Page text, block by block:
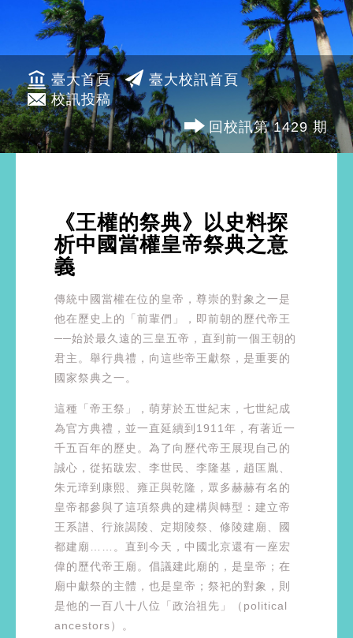
臺大首頁
臺大校訊首頁
校訊投稿
回校訊第 1429 期
《王權的祭典》以史料探
析中國當權皇帝祭典之意
義
傳統中國當權在位的皇帝，尊崇的對象之一是
他在歷史上的「前輩們」，即前朝的歷代帝王
──始於最久遠的三皇五帝，直到前一個王朝的
君主。舉行典禮，向這些帝王獻祭，是重要的
國家祭典之一。
這種「帝王祭」，萌芽於五世紀末，七世紀成
為官方典禮，並一直延續到1911年，有著近一
千五百年的歷史。為了向歷代帝王展現自己的
誠心，從拓跋宏、李世民、李隆基，趙匡胤、
朱元璋到康熙、雍正與乾隆，眾多赫赫有名的
皇帝都參與了這項祭典的建構與轉型：建立帝
王系譜、行旅謁陵、定期陵祭、修陵建廟、國
都建廟……。直到今天，中國北京還有一座宏
偉的歷代帝王廟。倡議建此廟的，是皇帝；在
廟中獻祭的主體，也是皇帝；祭祀的對象，則
是他的一百八十八位「政治祖先」（political
ancestors）。